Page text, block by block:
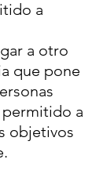
a
a otro
que pone
a
objetivos